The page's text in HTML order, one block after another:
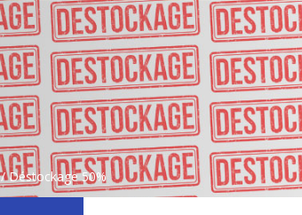
/ Déstockage 50%